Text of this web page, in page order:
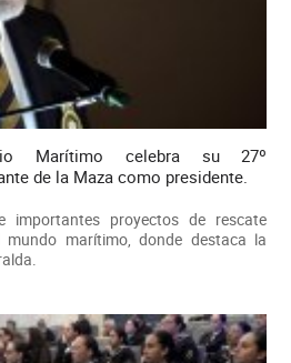
Marítimo celebra su 27º
de la Maza como presidente.
proyectos de rescate
marítimo, donde destaca la